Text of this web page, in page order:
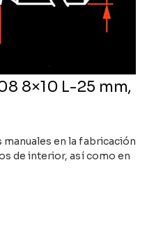
8×10 L-25 mm,
manuales en la fabricación
de interior, así como en